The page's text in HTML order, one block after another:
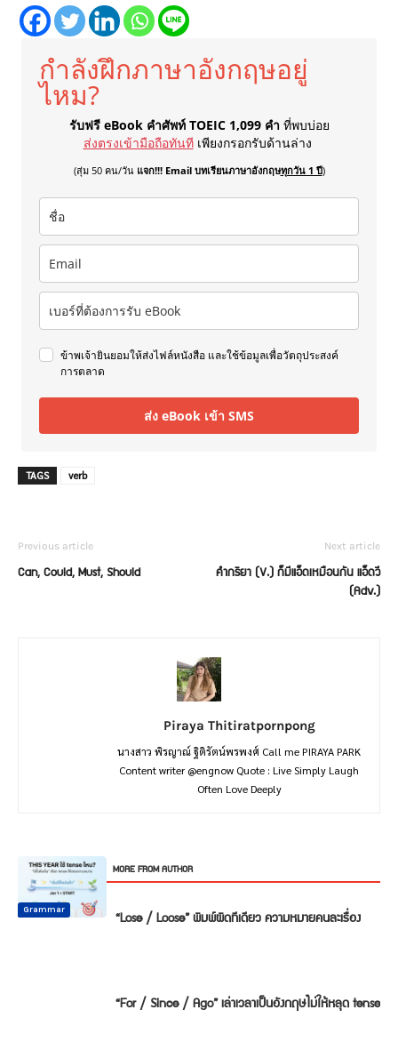
กำลังฝึกภาษาอังกฤษอยู่
ไหม?
รับฟรี eBook คำศัพท์ TOEIC 1,099 คำ ที่พบบ่อย
ส่งตรงเข้ามือถือทันที เพียงกรอกรับด้านล่าง
(สุ่ม 50 คน/วัน แจก!!! Email บทเรียนภาษาอังกฤษทุกวัน 1 ปี)
ข้าพเจ้ายินยอมให้ส่งไฟล์หนังสือ และใช้ข้อมูลเพื่อวัตถุประสงค์
การตลาด
ส่ง eBook เข้า SMS
TAGS verb
Previous article
Can, Could, Must, Should
Next article
คำกริยา (V.) ก็มีแอ็ดเหมือนกัน แอ็ดวี
(Adv.)
Piraya Thitiratpornpong
นางสาว พิรญาณ์ ฐิติรัตน์พรพงศ์ Call me PIRAYA PARK
Content writer @engnow Quote : Live Simply Laugh
Often Love Deeply
RELATED ARTICLES MORE FROM AUTHOR
Common
Mistake
“Lose / Loose” พิมพ์ผิดทีเดียว ความหมายคนละเรื่อง
Common
Mistake
“For / Since / Ago” เล่าเวลาเป็นอังกฤษไม่ให้หลุด tense
Common
Mistake
Conversation
Grammar
Grammar